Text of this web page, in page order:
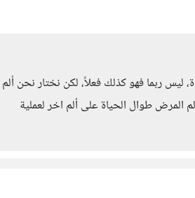
ربما فهو كذلك فعلاً، لكن نختار نحن ألم
المرض طوال الحياة على ألم اخر لعملية